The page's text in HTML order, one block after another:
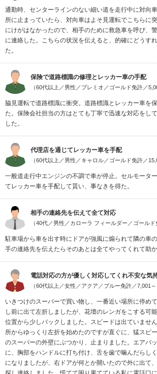
通勤時、センターラインのない細い道を走行中に対向
所に止まっていたら、対向車はよそ見運転でこちらに
にけがはなかったので、相手のために救急車を呼び、
に連絡した。こちらの状況を伝えると、的確にどうす
た。
保険で道路標識の修理とレッカー車の手配
（60代以上／男性／プレミオ／ゴールド免許／
脇見運転で道路標識に衝突。道路標識とレッカー車を
た。保険会社担当の方はとても丁寧で迅速な対応をし
した。
代理店を通じてレッカー車を手配
（60代以上／男性／キャロル／ゴールド免許／
一般道走行中エンジンの不調で車が停止。セルモータ
てレッカー車を手配して貰い、事なきを得た。
相手の連絡先を伝えて全て対応
（40代／男性／カローラ フィールダー／ゴールド
駐車場から車を出す時にドアが強風に煽られて隣の車
手の連絡先を伝えたらそのあとは全てやってくれて助か
電話対応の方が優しく対応してくれ不安な気
（60代以上／女性／アクア／ブルー免許／7,001～
いきつけのスーパーで買い物し、一番近い場所に停め
し前に出て左折しましたが、花壇のレンガをこする可
位置から少しバックしました。スピードは出ていませ
所からゆっくり左折を始めたのですが直ぐに、猛スピ
のスーパーの外壁にぶつかり、止まりました。エアバ
に、胸部をハンドルに打ち付け、舌を歯で噛んだらし
になりましたが、右ドアが何とか開いたので外に出て